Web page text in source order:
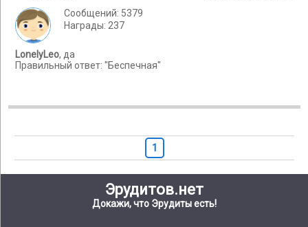
Сообщений: 5379
Награды: 237
LonelyLeo, да
Правильный ответ: "Беспечная"
1
Эрудитов.нет
Докажи, что Эрудиты есть!